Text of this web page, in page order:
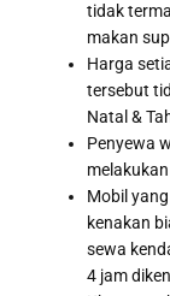
tidak
makan
Harga
tersebut
Natal &
Penyewa
Mobil
kenakan
sewa
4 jam